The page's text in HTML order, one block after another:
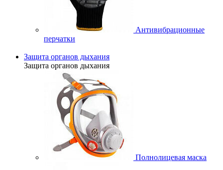
Антивибрационные
перчатки
Защита органов дыхания
Защита органов дыхания
Полнолицевая маска